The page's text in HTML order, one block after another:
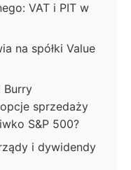
VAT i PIT w
na spółki Value
Burry
sprzedaży
S&P 500?
i dywidendy